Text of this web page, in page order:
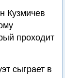
Кузмичев
проходит
сыграет в